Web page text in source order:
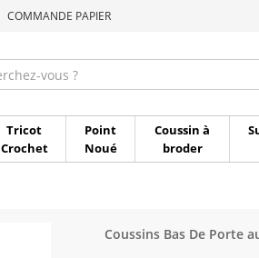
COMMANDE PAPIER
Tricot
Crochet
Point
Noué
Coussin à
broder
Coussins Bas De Porte